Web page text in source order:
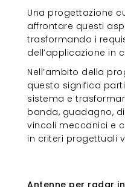
Una progettazione
affrontare questi
trasformando i
dell’applicazione in
Nell’ambito della
questo significa
sistema e
banda, guadagno,
vincoli meccanici e
in criteri progettuali
Antenne per radar